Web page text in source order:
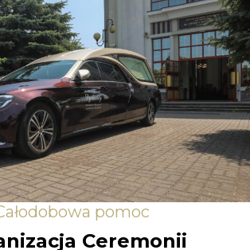
pomoc
Ceremonii